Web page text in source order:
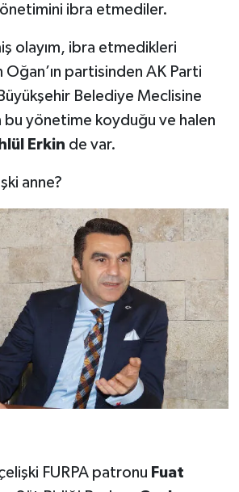
ibra etmediler.
olayım, ibra etmedikleri
partisinden AK Parti
Belediye Meclisine
bu yönetime koyduğu ve halen
Erkin de var.
anne?
FURPA patronu Fuat